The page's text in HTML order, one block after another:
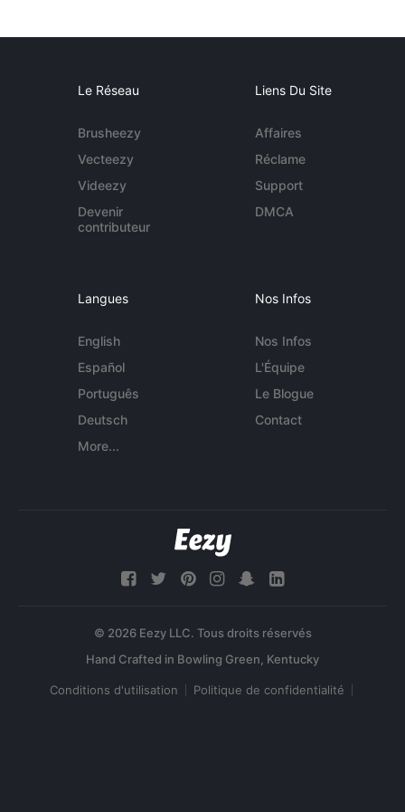
Le Réseau
Brusheezy
Vecteezy
Videezy
Devenir
contributeur
Liens Du Site
Affaires
Réclame
Support
DMCA
Langues
English
Español
Português
Deutsch
More...
Nos Infos
Nos Infos
L'Équipe
Le Blogue
Contact
© 2026 Eezy LLC. Tous droits réservés
Conditions d'utilisation Politique de confidentialité